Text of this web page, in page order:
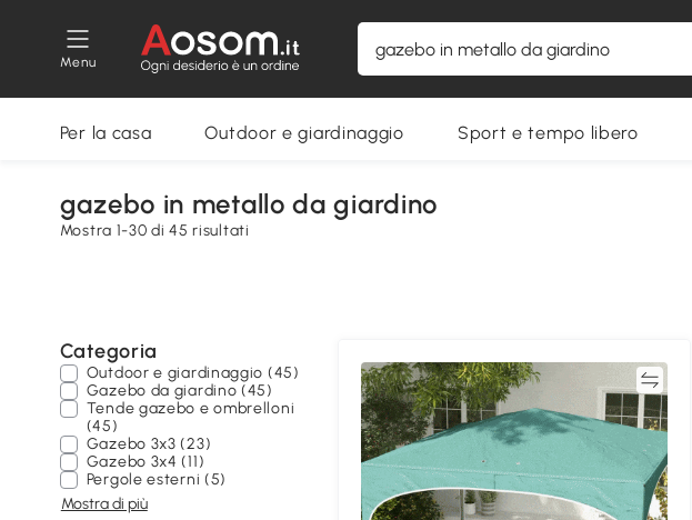
Menu
Per la casa Outdoor e giardinaggio Sport e tempo libero
gazebo in metallo da giardino
Mostra 1-30 di 45 risultati
Categoria
Outdoor e giardinaggio (45)
Gazebo da giardino (45)
Tende gazebo e ombrelloni
(45)
Gazebo 3x3 (23)
Gazebo 3x4 (11)
Pergole esterni (5)
Mostra di più